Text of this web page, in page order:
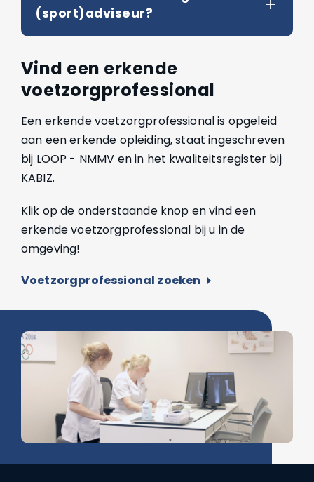
(sport)adviseur?
Vind een erkende
voetzorgprofessional
Een erkende voetzorgprofessional is opgeleid
aan een erkende opleiding, staat ingeschreven
bij LOOP - NMMV en in het kwaliteitsregister bij
KABIZ.
Klik op de onderstaande knop en vind een
erkende voetzorgprofessional bij u in de
omgeving!
Voetzorgprofessional zoeken arrow_right